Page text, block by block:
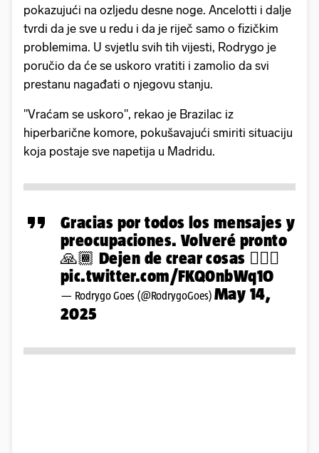
pokazujući na ozljedu desne noge. Ancelotti i dalje
tvrdi da je sve u redu i da je riječ samo o fizičkim
problemima. U svjetlu svih tih vijesti, Rodrygo je
poručio da će se uskoro vratiti i zamolio da svi
prestanu nagađati o njegovu stanju.
"Vraćam se uskoro", rekao je Brazilac iz
hiperbarične komore, pokušavajući smiriti situaciju
koja postaje sve napetija u Madridu.
Gracias por todos los mensajes y
preocupaciones. Volveré pronto
🙏🏾 Dejen de crear cosas 🤦🏾‍♂️
pic.twitter.com/FKQ0nbWq1O
— Rodrygo Goes (@RodrygoGoes) May 14,
2025